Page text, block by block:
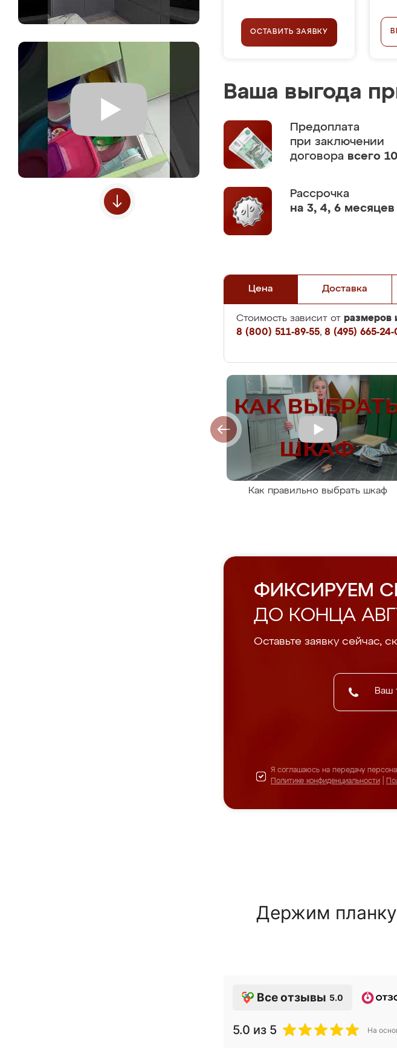
ОСТАВИТЬ ЗАЯВКУ
Ваша выгода
Предоплата
при заключении
договора всего
Рассрочка
на 3, 4, 6 месяцев
Цена Доставка
Стоимость зависит от размеров
8 (800) 511-89-55, 8 (495) 665-24-
Как правильно выбрать шкаф
ФИКСИРУЕМ
ДО КОНЦА
Оставьте заявку сейчас,
Я соглашаюсь на передачу
Политике конфиденциальности
Держим
Все отзывы 5.0
5.0 из 5 На